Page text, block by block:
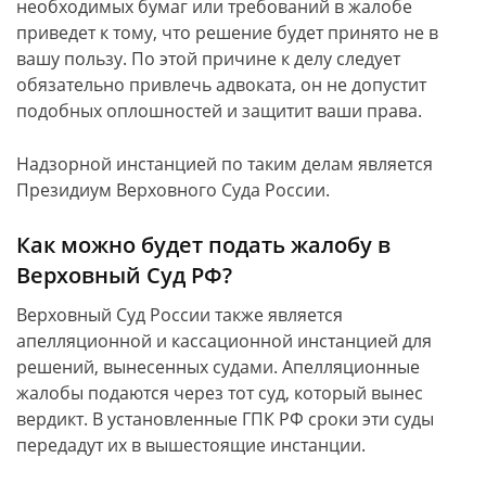
необходимых бумаг или требований в жалобе
приведет к тому, что решение будет принято не в
вашу пользу. По этой причине к делу следует
обязательно привлечь адвоката, он не допустит
подобных оплошностей и защитит ваши права.
Надзорной инстанцией по таким делам является
Президиум Верховного Суда России.
Как можно будет подать жалобу в
Верховный Суд РФ?
Верховный Суд России также является
апелляционной и кассационной инстанцией для
решений, вынесенных судами. Апелляционные
жалобы подаются через тот суд, который вынес
вердикт. В установленные ГПК РФ сроки эти суды
передадут их в вышестоящие инстанции.